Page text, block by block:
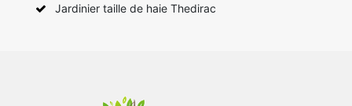
Jardinier taille de haie Thedirac